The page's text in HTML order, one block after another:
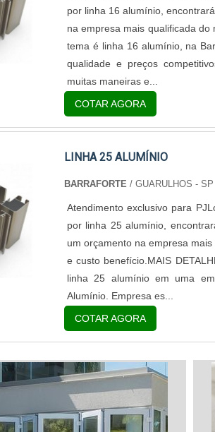
por linha 16 alumínio,
na empresa mais qualificada
tema é linha 16 alumínio, na
qualidade e preços
muitas maneiras e...
COTAR AGORA
LINHA 25 ALUMÍNIO
BARRAFORTE / GUARULHOS - SP
Atendimento exclusivo para
por linha 25 alumínio,
um orçamento na empresa
e custo benefício.MAIS
linha 25 alumínio em uma
Alumínio. Empresa es...
COTAR AGORA